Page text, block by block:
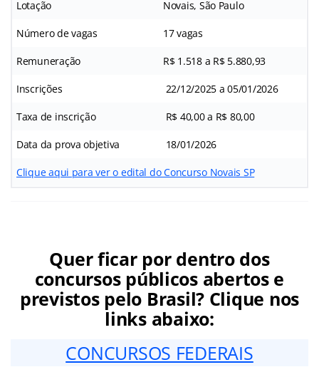
Lotação Novais, São Paulo
Número de vagas 17 vagas
Remuneração R$ 1.518 a R$ 5.880,93
Inscrições 22/12/2025 a 05/01/2026
Taxa de inscrição R$ 40,00 a R$ 80,00
Data da prova objetiva 18/01/2026
Clique aqui para ver o edital do Concurso Novais SP
Quer ficar por dentro dos
concursos públicos abertos e
previstos pelo Brasil? Clique nos
links abaixo:
CONCURSOS FEDERAIS